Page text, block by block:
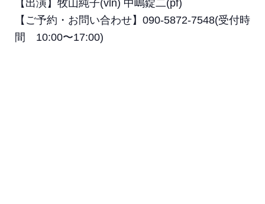
【出演】牧山純子(vln) 中嶋錠二(pf)
【ご予約・お問い合わせ】090-5872-7548(受付時
間 10:00〜17:00)